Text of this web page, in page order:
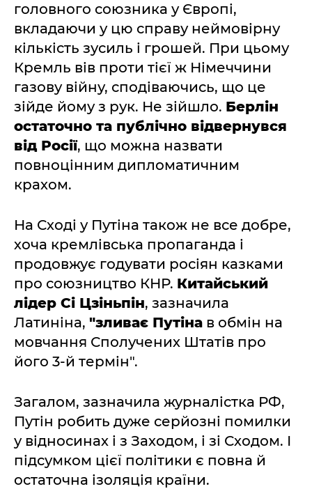
головного союзника у Європі,
вкладаючи у цю справу неймовірну
кількість зусиль і грошей. При цьому
Кремль вів проти тієї ж Німеччини
газову війну, сподіваючись, що це
зійде йому з рук. Не зійшло. Берлін
остаточно та публічно відвернувся
від Росії, що можна назвати
повноцінним дипломатичним
крахом.
На Сході у Путіна також не все добре,
хоча кремлівська пропаганда і
продовжує годувати росіян казками
про союзництво КНР. Китайський
лідер Сі Цзіньпін, зазначила
Латиніна, "зливає Путіна в обмін на
мовчання Сполучених Штатів про
його 3-й термін".
Загалом, зазначила журналістка РФ,
Путін робить дуже серйозні помилки
у відносинах і з Заходом, і зі Сходом. І
підсумком цієї політики є повна й
остаточна ізоляція країни.